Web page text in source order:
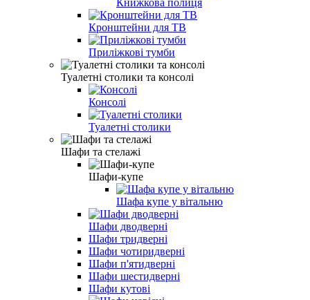
Книжкова полиця
Кронштейни для ТВ
Приліжкові тумби
Туалетні столики та консолі
Консолі
Туалетні столики
Шафи та стелажі
Шафи-купе
Шафа купе у вітальню
Шафи дводверні
Шафи тридверні
Шафи чотиридверні
Шафи п'ятидверні
Шафи шестидверні
Шафи кутові